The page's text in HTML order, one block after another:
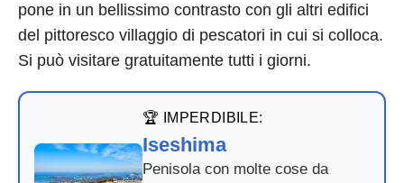
pone in un bellissimo contrasto con gli altri edifici
del pittoresco villaggio di pescatori in cui si colloca.
Si può visitare gratuitamente tutti i giorni.
🏆 IMPERDIBILE:
Iseshima
Penisola con molte cose da